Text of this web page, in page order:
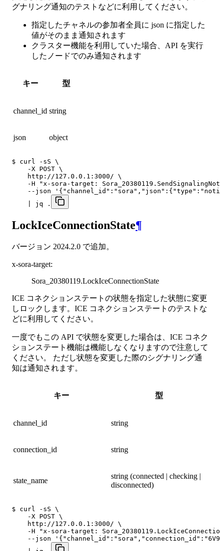
グナリング通知のテストなどに利用してください。
指定したチャネルの参加者全員に json に指定した
値がそのまま通知されます
クラスター機能を利用していた場合、API を実行
したノードでのみ通知されます
キー 型
channel_id string
json object
$ curl -sS \
    -X POST \
    http://127.0.0.1:3000/ \
-H "x-sora-target:
--json
    | jq .
LockIceConnectionState¶
バージョン 2024.2.0 で追加。
x-sora-target:
Sora_20380119.LockIceConnectionState
ICE コネクションステートの状態を指定した状態に変更
しロックします。ICE コネクションステートのテストな
どに利用してください。
一度でもこの API で状態を変更した場合は、ICE コネク
ションステート機能は機能しなくなりますので注意して
ください。 ただし状態を変更した際のシグナリング通
知は通知されます。
キー 型
channel_id string
connection_id string
state_name
string (connected | checking |
disconnected)
$ curl -sS \
    -X POST \
    http://127.0.0.1:3000/ \
-H "x-sora-target:
--json